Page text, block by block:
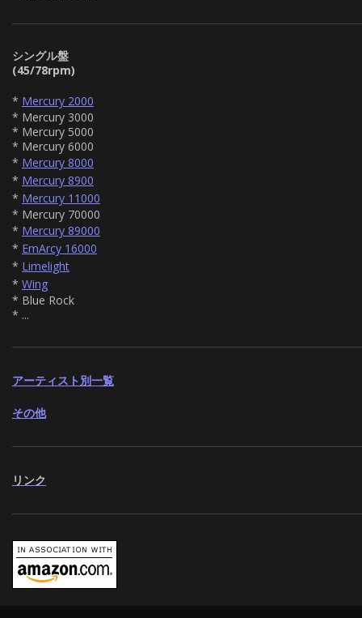
シングル盤
(45/78rpm)
* Mercury 2000
* Mercury 3000
* Mercury 5000
* Mercury 6000
* Mercury 8000
* Mercury 8900
* Mercury 11000
* Mercury 70000
* Mercury 89000
* EmArcy 16000
* Limelight
* Wing
* Blue Rock
* ...
アーティスト別一覧
その他
リンク